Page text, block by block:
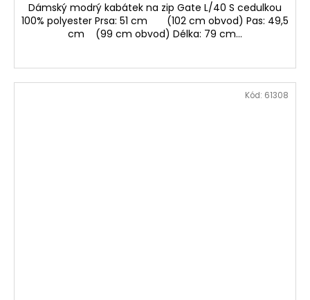
Dámský modrý kabátek na zip Gate L/40 S cedulkou
100% polyester Prsa: 51 cm (102 cm obvod) Pas: 49,5
cm (99 cm obvod) Délka: 79 cm...
Kód: 61308